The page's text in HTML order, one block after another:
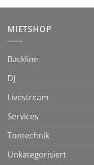
MIETSHOP
Backline
DJ
Livestream
Services
Tontechnik
Unkategorisiert